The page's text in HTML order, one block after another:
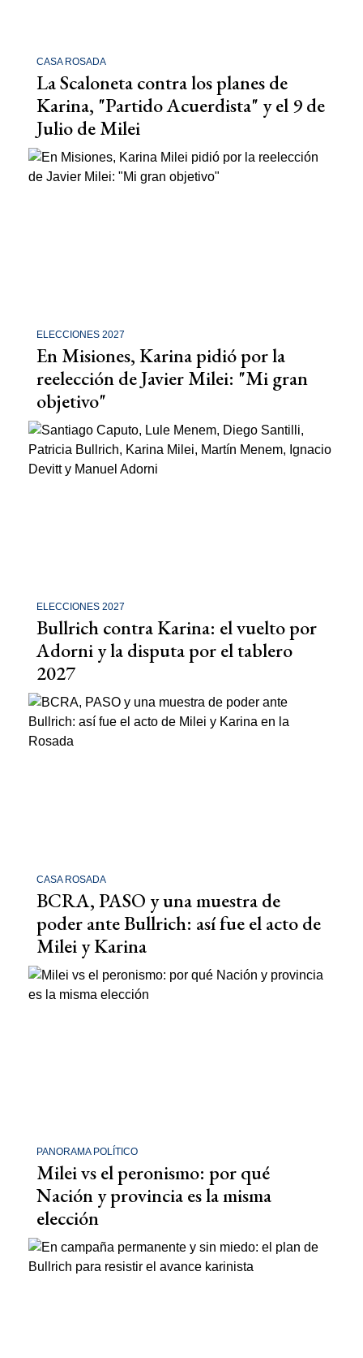
CASA ROSADA
La Scaloneta contra los planes de
Karina, "Partido Acuerdista" y el 9 de
Julio de Milei
ELECCIONES 2027
En Misiones, Karina pidió por la
reelección de Javier Milei: "Mi gran
objetivo"
ELECCIONES 2027
Bullrich contra Karina: el vuelto por
Adorni y la disputa por el tablero
2027
CASA ROSADA
BCRA, PASO y una muestra de
poder ante Bullrich: así fue el acto de
Milei y Karina
PANORAMA POLÍTICO
Milei vs el peronismo: por qué
Nación y provincia es la misma
elección